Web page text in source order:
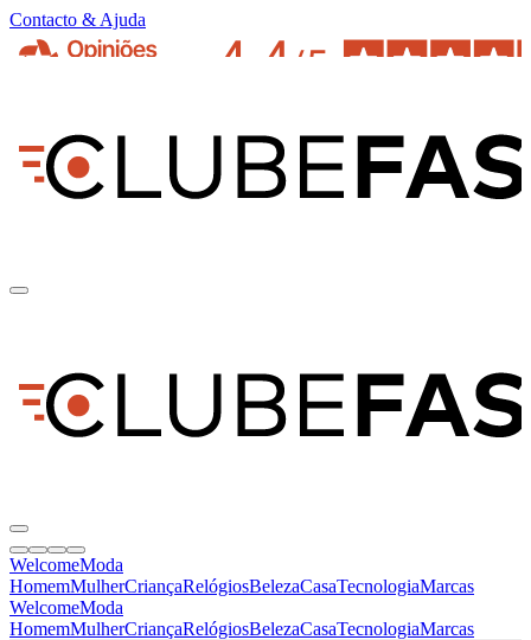
Contacto & Ajuda
WelcomeModa
HomemMulherCriançaRelógiosBelezaCasaTecnologiaMarcas
WelcomeModa
HomemMulherCriançaRelógiosBelezaCasaTecnologiaMarcas